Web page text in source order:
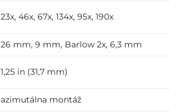
23x, 46x, 67x, 134x, 95x, 190x
26 mm, 9 mm, Barlow 2x, 6,3 mm
1,25 in (31,7 mm)
azimutálna montáž